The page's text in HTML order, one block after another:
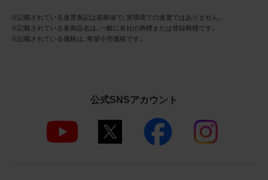
2.利用許諾
の報道・解説に利用する場合に限り商品写
ます。当社からの個別の同意を得た場合を
除き、上記の目的、利用方法以外に商品写真
※記載されている速度表記は規格値で、実環境での速度ではありません。
※記載されている各商品名は、一般に各社の商標または登録商標です。
※記載されている価格は、希望小売価格です。
公式SNSアカウント